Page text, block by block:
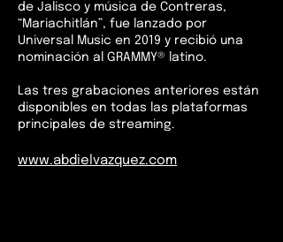
de Jalisco y música de Contreras,
“Mariachitlán”, fue lanzado por
Universal Music en 2019 y recibió una
nominación al GRAMMY® latino.
Las tres grabaciones anteriores están
disponibles en todas las plataformas
principales de streaming.
www.abdielvazquez.com